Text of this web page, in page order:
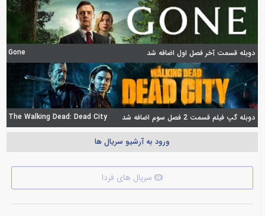
دوبله قسمت آخر فصل اول اضافه شد Gone
دوبله گپ فیلم قسمت 2 فصل سوم اضافه شد The Walking Dead: Dead City
ورود به آرشیو سریال ها
سریال های فردا